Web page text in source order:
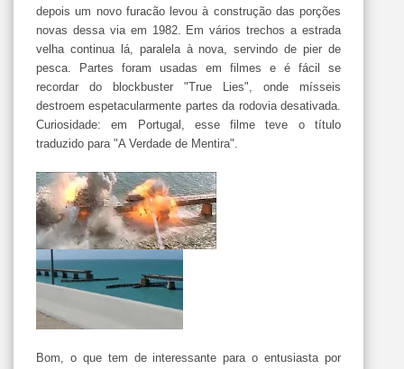
depois um novo furacão levou à construção das porções
novas dessa via em 1982. Em vários trechos a estrada
velha continua lá, paralela à nova, servindo de pier de
pesca. Partes foram usadas em filmes e é fácil se
recordar do blockbuster "True Lies", onde mísseis
destroem espetacularmente partes da rodovia desativada.
Curiosidade: em Portugal, esse filme teve o título
traduzido para "A Verdade de Mentira".
Bom, o que tem de interessante para o entusiasta por